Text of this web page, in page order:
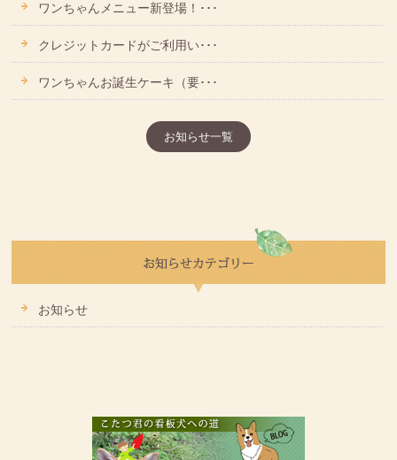
ワンちゃんメニュー新登場！･･･
クレジットカードがご利用い･･･
ワンちゃんお誕生ケーキ（要･･･
お知らせ一覧
お知らせ